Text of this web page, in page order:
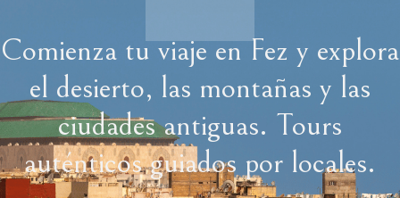
Comienza tu viaje en Fez y explora
el desierto, las montañas y las
ciudades antiguas. Tours
auténticos guiados por locales.